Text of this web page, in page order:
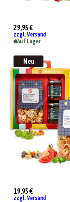
29,95 €
zzgl. Versand
Auf Lager
Neu
19,95 €
zzgl. Versand